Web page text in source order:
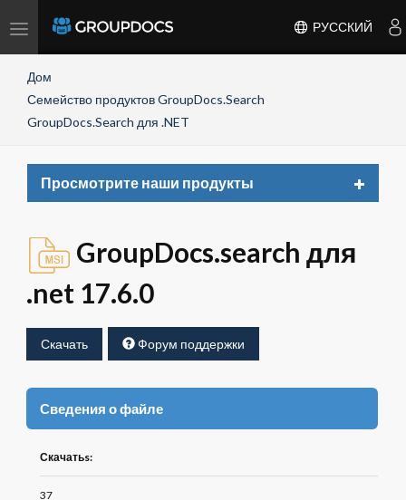
Toggle
РУССКИЙ
Дом
Семейство продуктов GroupDocs.Search
GroupDocs.Search для .NET
Просмотрите наши продукты
Toggle
GroupDocs.search для
.net 17.6.0
Скачать Форум поддержки
Сведения о файле
Скачатьs:
37